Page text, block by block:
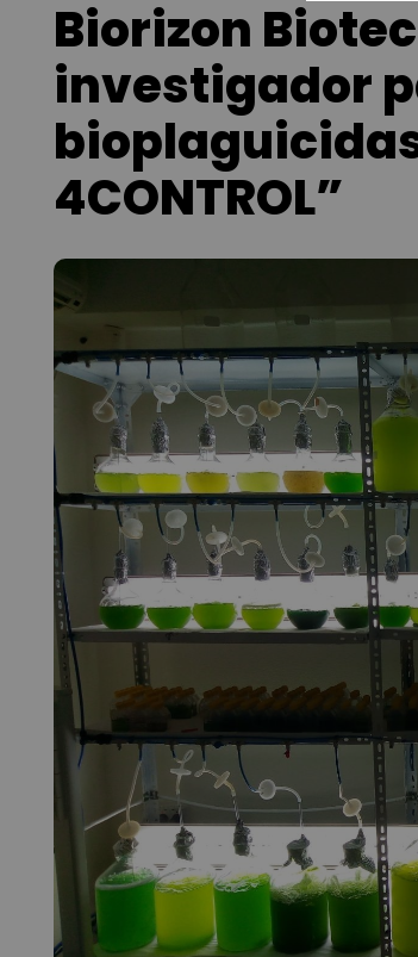
Biorizon
investigador
bioplaguicidas
4CONTROL”